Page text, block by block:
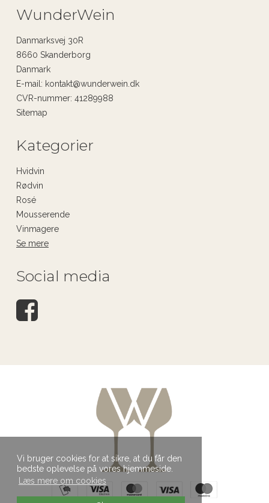
Vi bruger cookies for at sikre, at du får den
bedste oplevelse på vores hjemmeside.
Læs mere om cookies
WunderWein
Danmarksvej 30R
8660 Skanderborg
Danmark
E-mail : kontakt@wunderwein.dk
CVR-nummer: 41289988
Sitemap
Kategorier
Hvidvin
Rødvin
Rosé
Mousserende
Vinmagere
Se mere
Social media